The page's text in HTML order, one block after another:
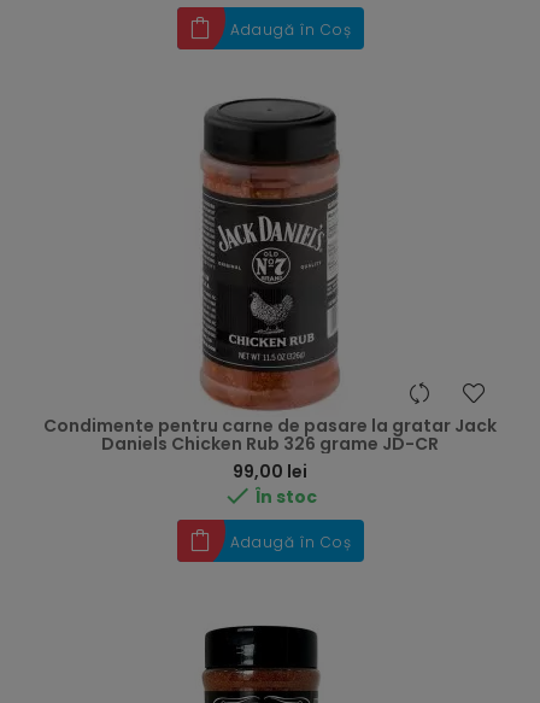
Adaugă în Coș
Condimente pentru carne de pasare la gratar Jack
Daniels Chicken Rub 326 grame JD-CR
99,00 lei
 În stoc
Adaugă în Coș